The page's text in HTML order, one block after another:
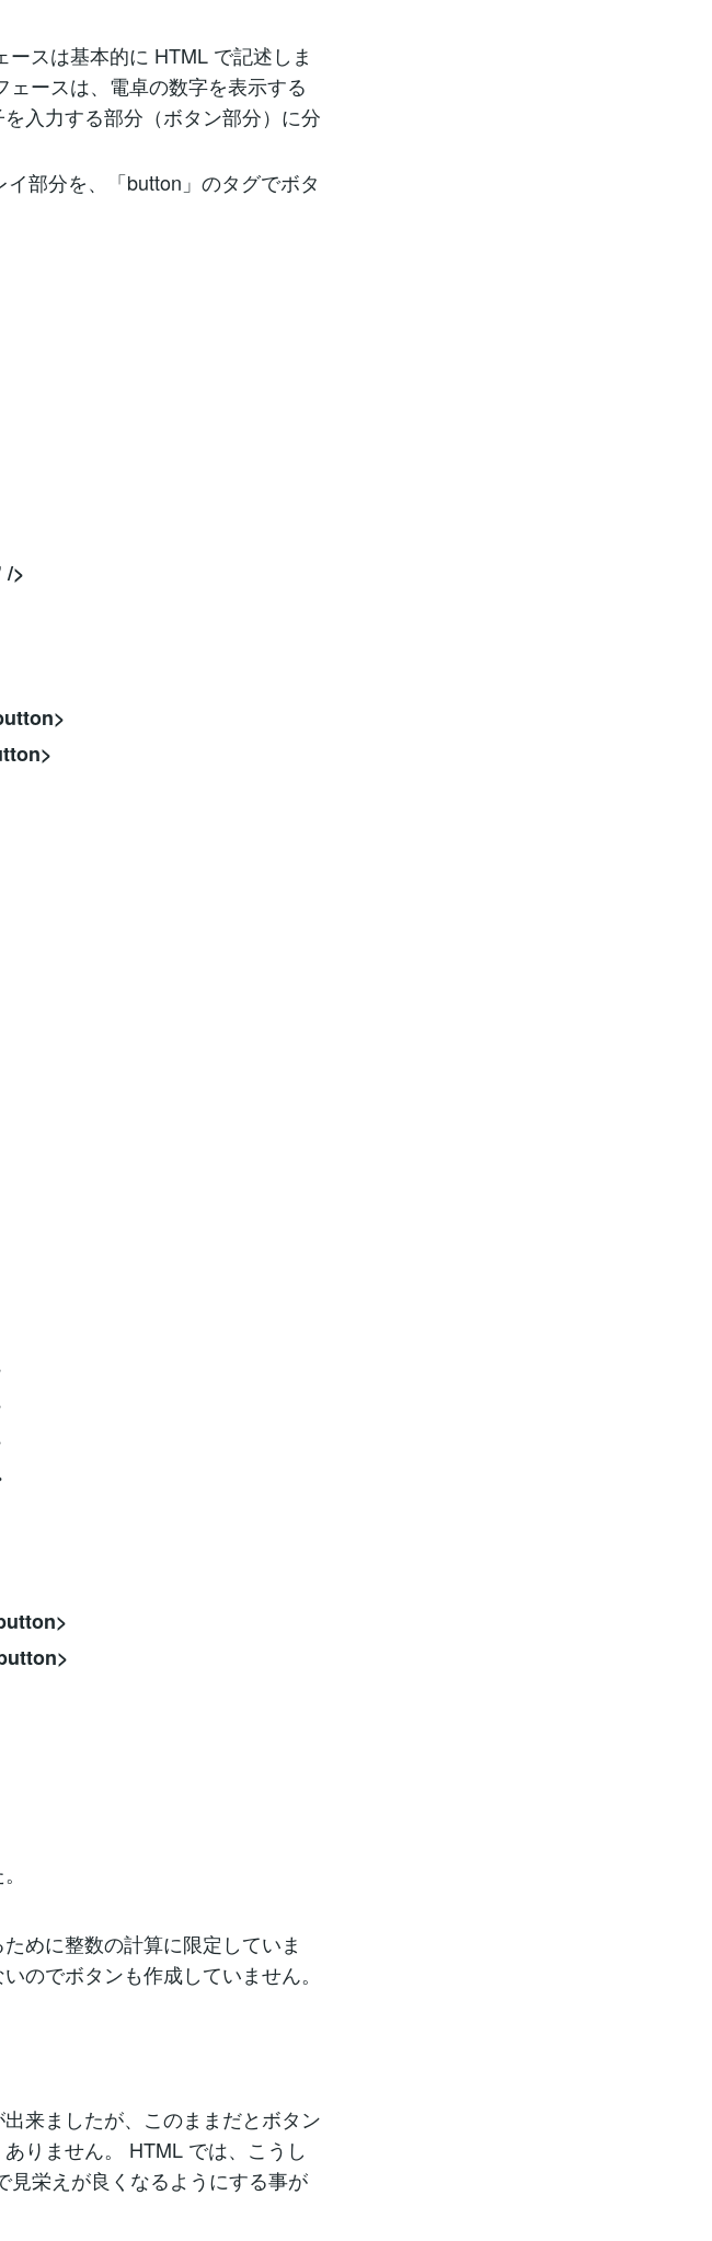
スは基本的に HTML で記述しま
ースは、電卓の数字を表示する
入力する部分（ボタン部分）に分
部分を、「button」のタグでボタ
>
めに整数の計算に限定していま
のでボタンも作成していません。
来ましたが、このままだとボタン
りません。 HTML では、こうし
見栄えが良くなるようにする事が